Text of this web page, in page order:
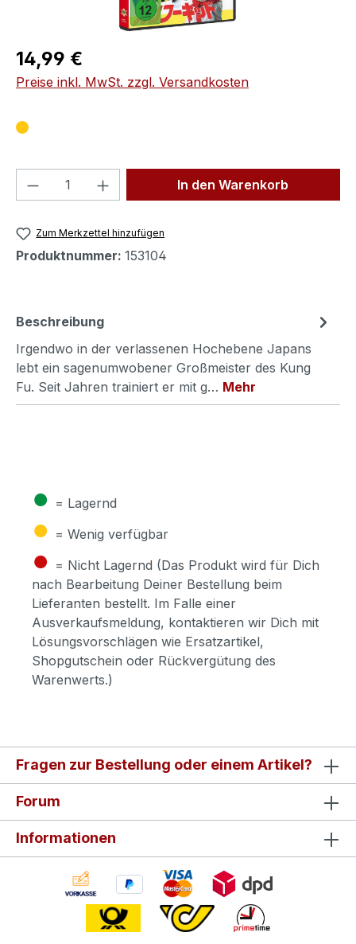
Regulärer Preis:
14,99 €
Preise inkl. MwSt. zzgl. Versandkosten
Produkt Anzahl: Gib denIn den Warenkorb
Zum Merkzettel hinzufügen
Produktnummer: 153104
Beschreibung
Irgendwo in der verlassenen Hochebene Japans
lebt ein sagenumwobener Großmeister des Kung
Fu. Seit Jahren trainiert er mit g… Mehr
● = Lagernd
● = Wenig verfügbar
● = Nicht Lagernd (Das Produkt wird für Dich
nach Bearbeitung Deiner Bestellung beim
Lieferanten bestellt. Im Falle einer
Ausverkaufsmeldung, kontaktieren wir Dich mit
Lösungsvorschlägen wie Ersatzartikel,
Shopgutschein oder Rückvergütung des
Warenwerts.)
Fragen zur Bestellung oder einem Artikel?
Forum
Informationen